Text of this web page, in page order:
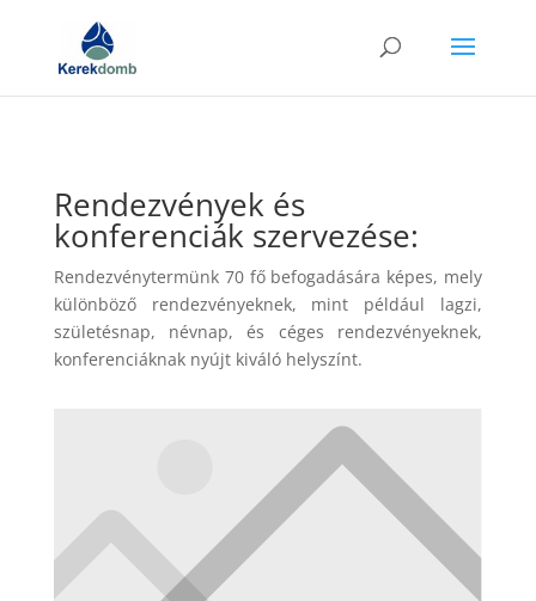
Rendezvények és
konferenciák szervezése:
Rendezvénytermünk 70 fő befogadására képes, mely
különböző rendezvényeknek, mint például lagzi,
születésnap, névnap, és céges rendezvényeknek,
konferenciáknak nyújt kiváló helyszínt.